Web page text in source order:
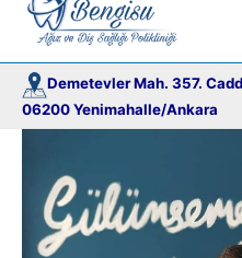
Demetevler Mah. 357.
06200 Yenimahalle/Ankara